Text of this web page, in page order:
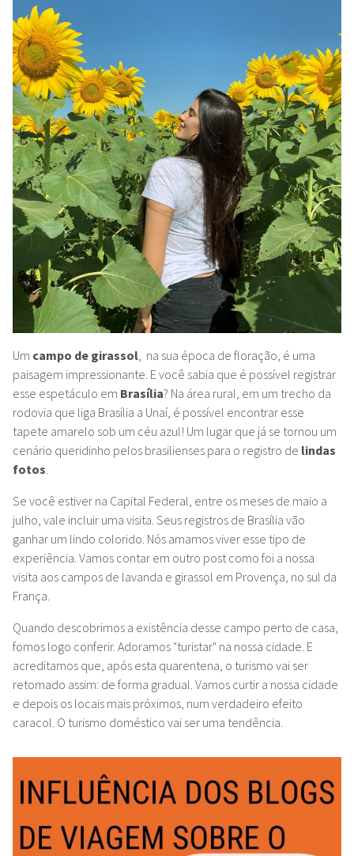
Um campo de girassol , na sua época de floração, é uma
paisagem impressionante. E você sabia que é possível registrar
esse espetáculo em Brasília? Na área rural, em um trecho da
rodovia que liga Brasília a Unaí, é possível encontrar esse
tapete amarelo sob um céu azul! Um lugar que já se tornou um
cenário queridinho pelos brasilienses para o registro de lindas
fotos
Se você estiver na Capital Federal, entre os meses de maio a
julho, vale incluir uma visita. Seus registros de Brasília vão
ganhar um lindo colorido. Nós amamos viver esse tipo de
experiência. Vamos contar em outro post como foi a nossa
visita aos campos de lavanda e girassol em Provença, no sul da
França.
Quando descobrimos a existência desse campo perto de casa,
fomos logo conferir. Adoramos "turistar" na nossa cidade. E
acreditamos que, após esta quarentena, o turismo vai ser
retomado assim: de forma gradual. Vamos curtir a nossa cidade
e depois os locais mais próximos, num verdadeiro efeito
caracol. O turismo doméstico vai ser uma tendência.